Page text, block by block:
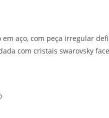
em aço, com peça irregular
com cristais swarovsky